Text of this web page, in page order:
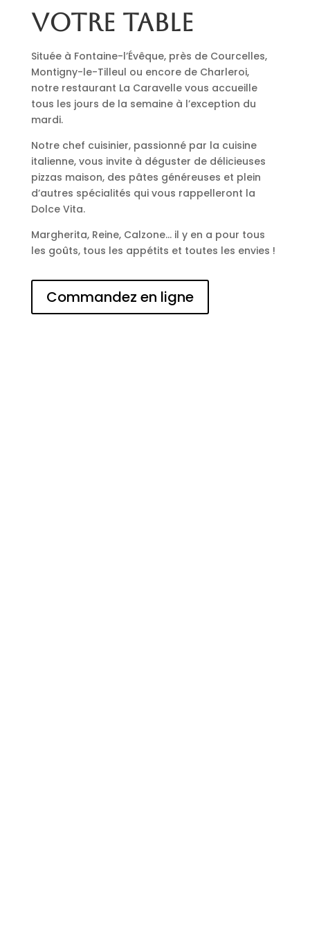
votre table
Située à Fontaine-l’Évêque, près de Courcelles,
Montigny-le-Tilleul ou encore de Charleroi,
notre restaurant La Caravelle vous accueille
tous les jours de la semaine à l’exception du
mardi.
Notre chef cuisinier, passionné par la cuisine
italienne, vous invite à déguster de délicieuses
pizzas maison, des pâtes généreuses et plein
d’autres spécialités qui vous rappelleront la
Dolce Vita.
Margherita, Reine, Calzone… il y en a pour tous
les goûts, tous les appétits et toutes les envies !
Commandez en ligne